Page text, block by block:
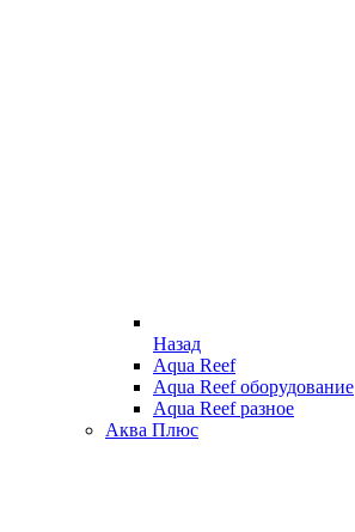
Назад
Aqua Reef
Aqua Reef оборудование
Aqua Reef разное
Аква Плюс